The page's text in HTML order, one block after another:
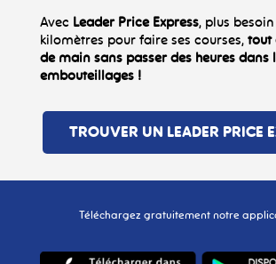
Avec Leader Price Express, plus
kilomètres pour faire ses courses, tout
de main sans passer des heures dans
embouteillages !
TROUVER UN LEADER PRICE
Téléchargez gratuitement notre